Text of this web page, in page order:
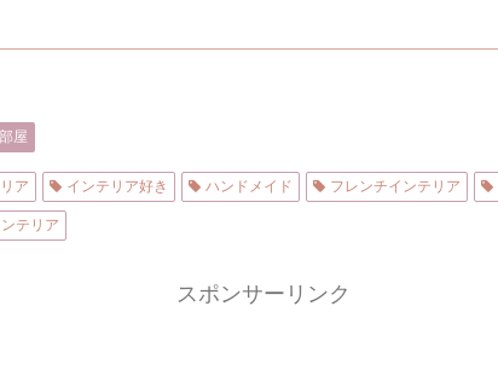
屋
ア インテリア好き ハンドメイド フレンチインテリア
テリア
スポンサーリンク